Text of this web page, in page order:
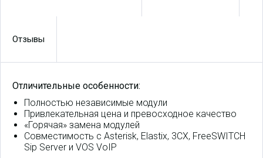
Отзывы
Отличительные особенности:
Полностью независимые модули
Привлекательная цена и превосходное качество
«Горячая» замена модулей
Совместимость с Asterisk, Elastix, 3CX, FreeSWITCH
Sip Server и VOS VoIP